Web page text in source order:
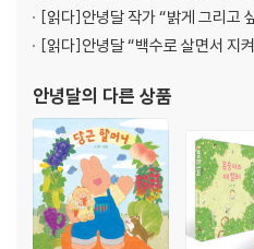
[읽다]안녕달 작가 “밝게 그리고
[읽다]안녕달 “백수로 살면서 지
안녕달의 다른 상품